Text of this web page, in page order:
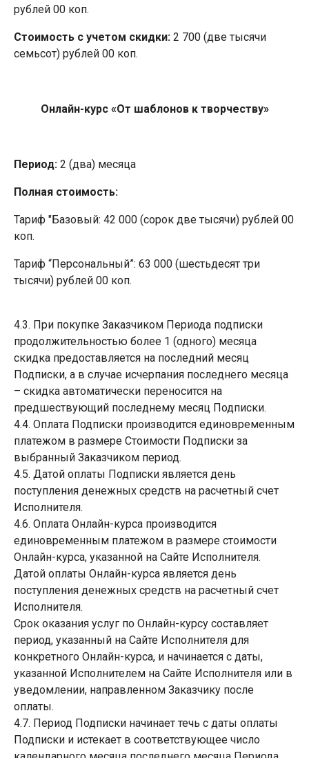
рублей 00 коп.
Стоимость с учетом скидки: 2 700 (две тысячи
семьсот) рублей 00 коп.
Онлайн-курс «От шаблонов к творчеству»
Период: 2 (два) месяца
Полная стоимость:
Тариф "Базовый: 42 000 (сорок две тысячи) рублей 00
коп.
Тариф “Персональный”: 63 000 (шестьдесят три
тысячи) рублей 00 коп.
4.3. При покупке Заказчиком Периода подписки
продолжительностью более 1 (одного) месяца
скидка предоставляется на последний месяц
Подписки, а в случае исчерпания последнего месяца
– скидка автоматически переносится на
предшествующий последнему месяц Подписки.
4.4. Оплата Подписки производится единовременным
платежом в размере Стоимости Подписки за
выбранный Заказчиком период.
4.5. Датой оплаты Подписки является день
поступления денежных средств на расчетный счет
Исполнителя.
4.6. Оплата Онлайн-курса производится
единовременным платежом в размере стоимости
Онлайн-курса, указанной на Сайте Исполнителя.
Датой оплаты Онлайн-курса является день
поступления денежных средств на расчетный счет
Исполнителя.
Срок оказания услуг по Онлайн-курсу составляет
период, указанный на Сайте Исполнителя для
конкретного Онлайн-курса, и начинается с даты,
указанной Исполнителем на Сайте Исполнителя или в
уведомлении, направленном Заказчику после
оплаты.
4.7. Период Подписки начинает течь с даты оплаты
Подписки и истекает в соответствующее число